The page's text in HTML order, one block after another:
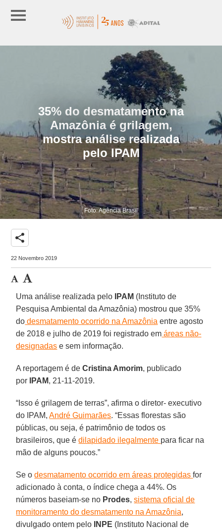
35% do desmatamento na
Amazônia é grilagem,
mostra análise realizada
pelo IPAM
Foto: Agência Brasil
share
22 Novembro 2019
Uma análise realizada pelo IPAM (Instituto de
Pesquisa Ambiental da Amazônia) mostrou que 35%
do desmatamento ocorrido na Amazônia entre agosto
de 2018 e julho de 2019 foi registrado em áreas não-
designadas e sem informação.
A reportagem é deCristina Amorim, publicado
por
IPAM, 21-11-2019.
“Isso é grilagem de terras”, afirma o diretor- executivo
do IPAM,André Guimarães. “Essas florestas são
públicas, ou seja, é patrimônio de todos os
brasileiros, que édilapidado ilegalmente para ficar na
mão de alguns poucos.”
Se odesmatamento ocorrido em áreas protegidasfor
adicionado à conta, o índice chega a 44%. Os
números baseiam-se no Prodes,sistema oficial de
monitoramento do desmatamento na Amazônia,
divulgado ontem pelo INPE (Instituto Nacional de